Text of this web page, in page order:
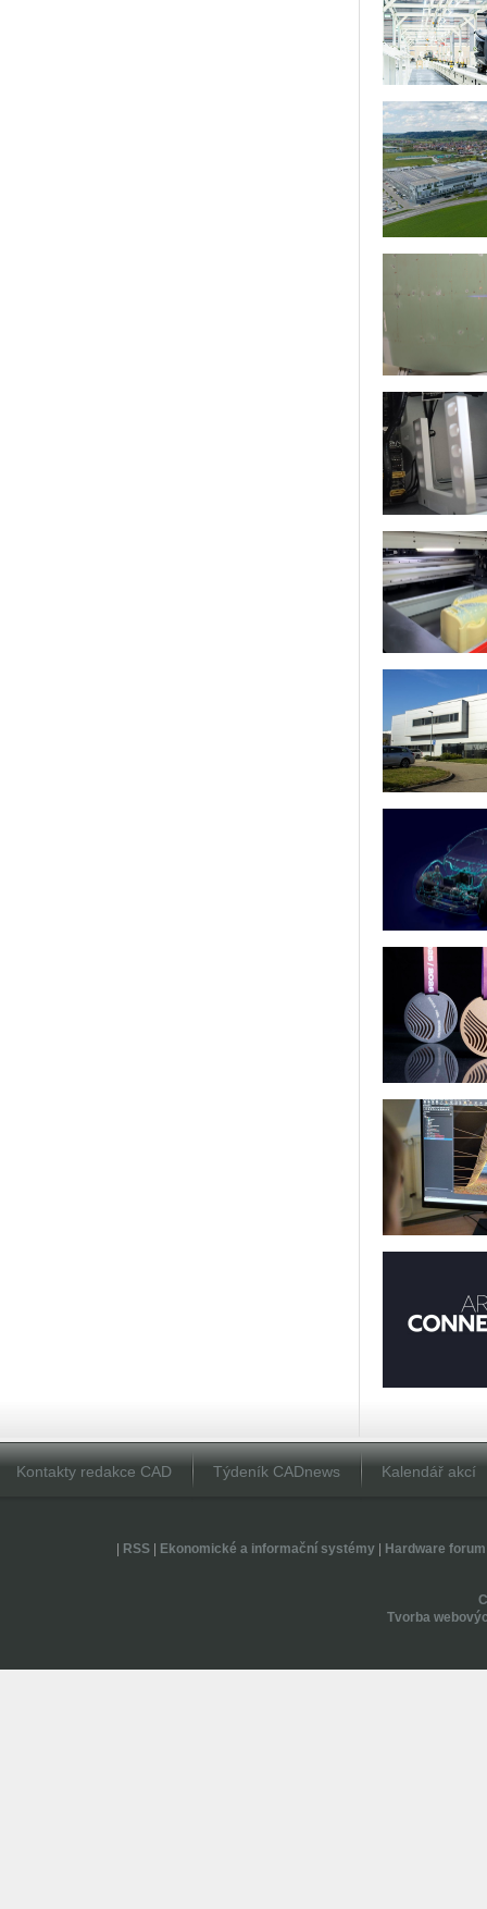
Kontakty redakce CAD Týdeník CADnews Kalendář akcí
RSS| Ekonomické a informační systémy| Hardware forum
Tvorba